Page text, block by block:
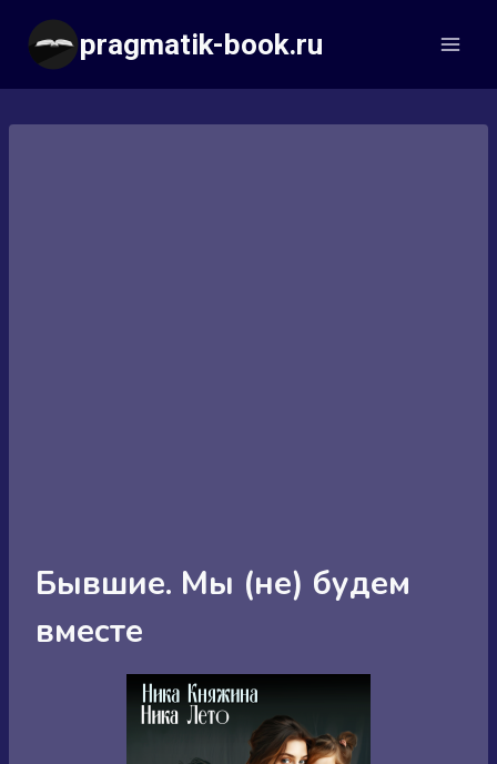
Перейти
содержимому
pragmatik-book.ru
Бывшие. Мы (не) будем
вместе